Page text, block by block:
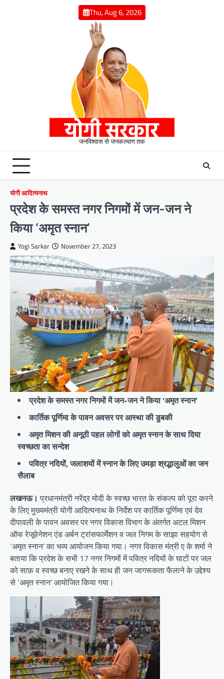
Thu, Aug 6, 2026
जनविश्वास से जनकल्याण तक
योगी आदित्यनाथ
प्रदेश के समस्त नगर निगमों में जन-जन ने
किया ‘अमृत स्नान’
Yogi Sarkar November 27, 2023
प्रदेश के समस्त नगर निगमों में जन-जन ने किया ‘अमृत स्नान’
कार्तिक पूर्णिमा के पावन अवसर पर आस्था की डुबकी
अमृत मिशन की अनूठी पहल लोगों को अमृत स्नान के साथ दिया
स्वच्छता का सन्देश
पवित्र नदियों, जलाशयों में स्नान के लिए उमड़ा श्रद्धालुओं का जन
सैलाब
लखनऊ। प्रधानमंत्री नरेंद्र मोदी के स्वच्छ भारत के संकल्प को पूरा करने
के लिए मुख्यमंत्री योगी आदित्यनाथ के निर्देश पर कार्तिक पूर्णिमा एवं देव
दीपावली के पावन अवसर पर नगर विकास विभाग के अंतर्गत अटल मिशन
ऑफ रेजूवेनेशन एंड अर्बन ट्रांसफार्मेशन व जल निगम के साझा सहयोग से
‘अमृत स्नान’ का भव्य आयोजन किया गया। नगर विकास मंत्री ए के शर्मा ने
बताया कि प्रदेश के सभी 17 नगर निगमों में पवित्र नदियों के घाटों पर जल
को साफ़ व स्वच्छ बनाए रखने के साथ ही जन जागरूकता फैलाने के उद्देश्य
से ‘अमृत स्नान’ आयोजित किया गया।